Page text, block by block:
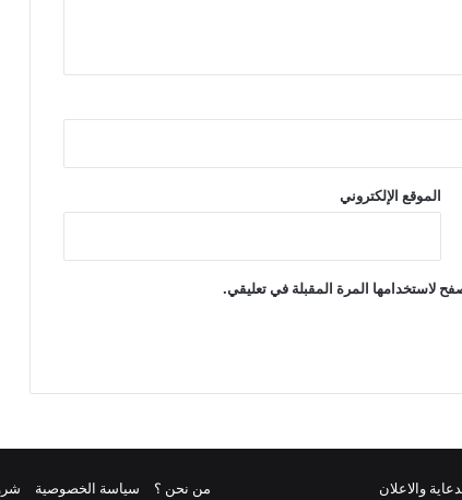
الموقع الإلكتروني
لاستخدامها المرة المقبلة في تعليقي.
من نحن ؟ سياسة الخصوصية